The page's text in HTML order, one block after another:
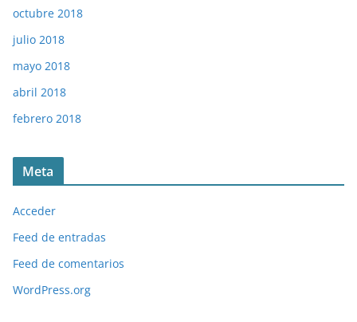
octubre 2018
julio 2018
mayo 2018
abril 2018
febrero 2018
Meta
Acceder
Feed de entradas
Feed de comentarios
WordPress.org